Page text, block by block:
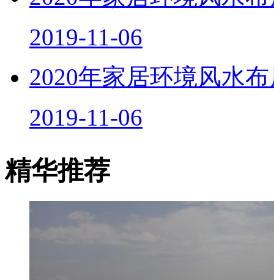
2020年家居环境风水
2019-11-06
2020年家居环境风水
2019-11-06
精华推荐